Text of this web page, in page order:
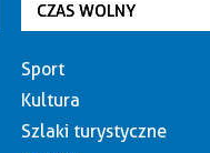
CZAS WOLNY
Sport
Kultura
Szlaki turystyczne